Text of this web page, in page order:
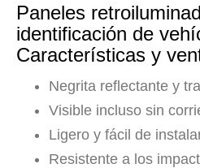
Paneles
identificación de
Características y
Negrita reflectante y
Visible incluso sin
Ligero y fácil de
Resistente a los